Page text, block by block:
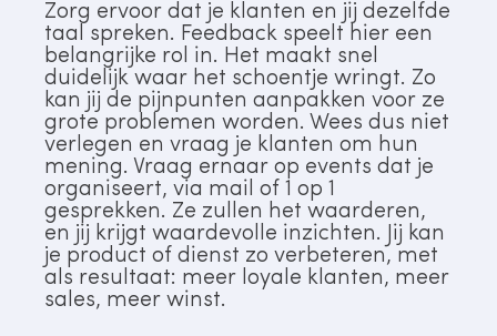
Zorg ervoor dat je klanten en jij dezelfde
taal spreken. Feedback speelt hier een
belangrijke rol in. Het maakt snel
duidelijk waar het schoentje wringt. Zo
kan jij de pijnpunten aanpakken voor ze
grote problemen worden. Wees dus niet
verlegen en vraag je klanten om hun
mening. Vraag ernaar op events dat je
organiseert, via mail of 1 op 1
gesprekken. Ze zullen het waarderen,
en jij krijgt waardevolle inzichten. Jij kan
je product of dienst zo verbeteren, met
als resultaat: meer loyale klanten, meer
sales, meer winst.